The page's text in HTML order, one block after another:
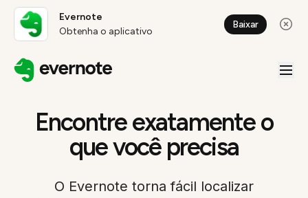
Evernote
Obtenha o aplicativo
Baixar
Encontre exatamente o
que você precisa
O Evernote torna fácil localizar